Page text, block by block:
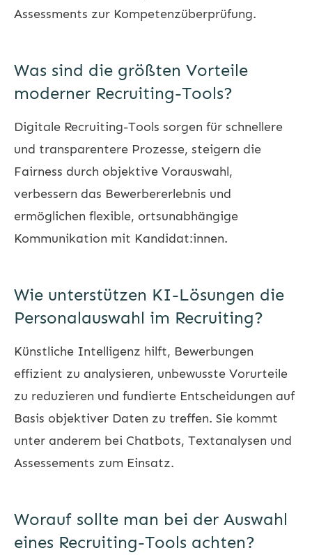
Assessments zur Kompetenzüberprüfung.
Was sind die größten Vorteile
moderner Recruiting-Tools?
Digitale Recruiting-Tools sorgen für schnellere
und transparentere Prozesse, steigern die
Fairness durch objektive Vorauswahl,
verbessern das Bewerbererlebnis und
ermöglichen flexible, ortsunabhängige
Kommunikation mit Kandidat:innen.
Wie unterstützen KI-Lösungen die
Personalauswahl im Recruiting?
Künstliche Intelligenz hilft, Bewerbungen
effizient zu analysieren, unbewusste Vorurteile
zu reduzieren und fundierte Entscheidungen auf
Basis objektiver Daten zu treffen. Sie kommt
unter anderem bei Chatbots, Textanalysen und
Assessements zum Einsatz.
Worauf sollte man bei der Auswahl
eines Recruiting-Tools achten?